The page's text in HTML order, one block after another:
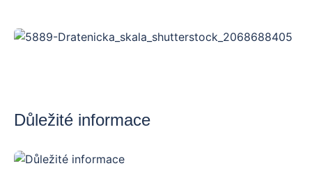
a Lisovskou skálu. Cesta je středně náročná, prochází
lesem a loukami a nabízí krásné výhledy do krajiny
krajinné oblasti. Výlet lze spojit s návštěvou dalších
blízkých skalních útvarů, jako jsou Čtyři palice nebo
Důležité informace